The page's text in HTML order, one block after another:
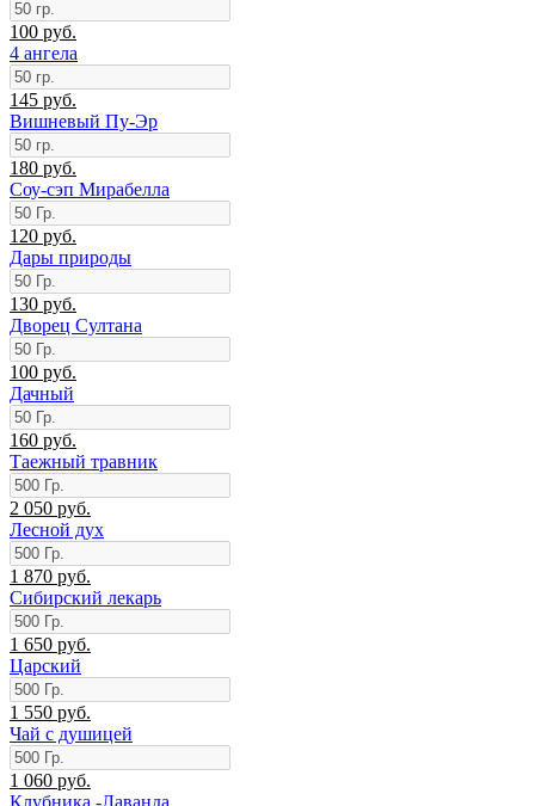
100 руб.
4 ангела
145 руб.
Вишневый Пу-Эр
180 руб.
Соу-сэп Мирабелла
120 руб.
Дары природы
130 руб.
Дворец Султана
100 руб.
Дачный
160 руб.
Таежный травник
2 050 руб.
Лесной дух
1 870 руб.
Сибирский лекарь
1 650 руб.
Царский
1 550 руб.
Чай с душицей
1 060 руб.